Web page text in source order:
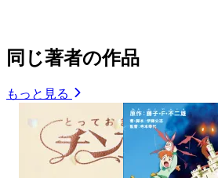
同じ著者の作品
もっと見る